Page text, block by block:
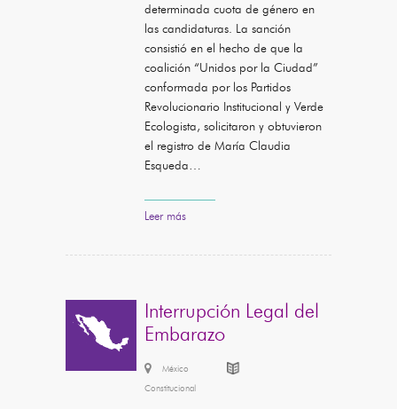
determinada cuota de género en
las candidaturas. La sanción
consistió en el hecho de que la
coalición “Unidos por la Ciudad”
conformada por los Partidos
Revolucionario Institucional y Verde
Ecologista, solicitaron y obtuvieron
el registro de María Claudia
Esqueda…
Leer más
Interrupción Legal del
Embarazo
México
Constitucional